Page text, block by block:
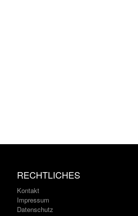
RECHTLICHES
Kontakt
Impressum
Datenschutz